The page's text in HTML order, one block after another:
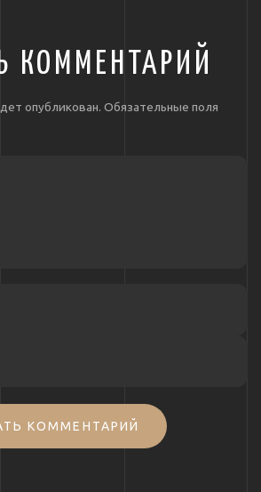
КОММЕНТАРИЙ
опубликован. Обязательные поля
КОММЕНТАРИЙ